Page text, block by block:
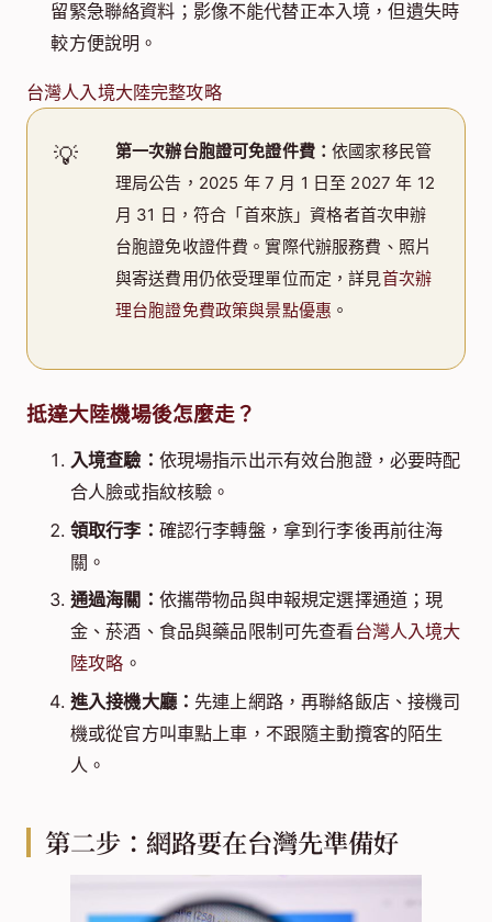
留緊急聯絡資料；影像不能代替正本入境，但遺失時
較方便說明。
台灣人入境大陸完整攻略
💡 第一次辦台胞證可免證件費：依國家移民管
理局公告，2025 年 7 月 1 日至 2027 年 12
月 31 日，符合「首來族」資格者首次申辦
台胞證免收證件費。實際代辦服務費、照片
與寄送費用仍依受理單位而定，詳見首次辦
理台胞證免費政策與景點優惠 。
抵達大陸機場後怎麼走？
入境查驗： 依現場指示出示有效台胞證，必要時配
合人臉或指紋核驗。
領取行李： 確認行李轉盤，拿到行李後再前往海
關。
通過海關： 依攜帶物品與申報規定選擇通道；現
金、菸酒、食品與藥品限制可先查看台灣人入境大
陸攻略 。
進入接機大廳： 先連上網路，再聯絡飯店、接機司
機或從官方叫車點上車，不跟隨主動攬客的陌生
人。
第二步：網路要在台灣先準備好